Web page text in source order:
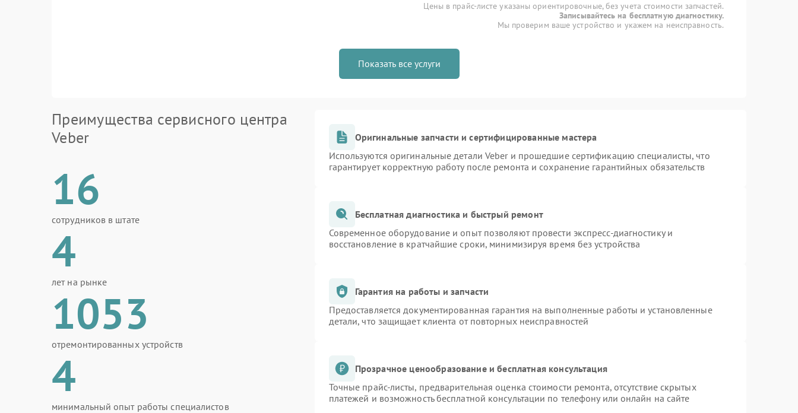
Цены в прайс-листе указаны ориентировочные, без учета стоимости запчастей.
Записывайтесь на бесплатную диагностику.
Мы проверим ваше устройство и укажем на неисправность.
Показать все услуги
Преимущества сервисного центра
Veber
16
сотрудников в штате
4
лет на рынке
1053
отремонтированных устройств
4
минимальный опыт работы специалистов
Оригинальные запчасти и сертифицированные мастера
Используются оригинальные детали Veber и прошедшие сертификацию специалисты, что
гарантирует корректную работу после ремонта и сохранение гарантийных обязательств
Бесплатная диагностика и быстрый ремонт
Современное оборудование и опыт позволяют провести экспресс-диагностику и
восстановление в кратчайшие сроки, минимизируя время без устройства
Гарантия на работы и запчасти
Предоставляется документированная гарантия на выполненные работы и установленные
детали, что защищает клиента от повторных неисправностей
Прозрачное ценообразование и бесплатная консультация
Точные прайс-листы, предварительная оценка стоимости ремонта, отсутствие скрытых
платежей и возможность бесплатной консультации по телефону или онлайн на сайте